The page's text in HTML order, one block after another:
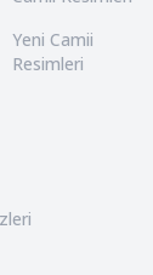
Yeni Camii
Resimleri